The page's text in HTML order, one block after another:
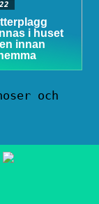
i huset
innan
och